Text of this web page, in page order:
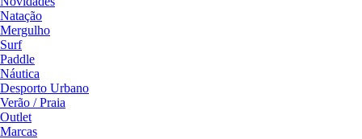
Natação
Mergulho
Surf
Paddle
Náutica
Desporto Urbano
Verão / Praia
Outlet
Marcas